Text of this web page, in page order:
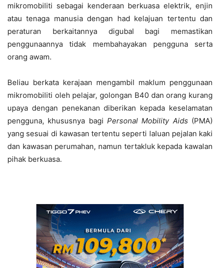
mikromobiliti sebagai kenderaan berkuasa elektrik, enjin
atau tenaga manusia dengan had kelajuan tertentu dan
peraturan berkaitannya digubal bagi memastikan
penggunaannya tidak membahayakan pengguna serta
orang awam.
Beliau berkata kerajaan mengambil maklum penggunaan
mikromobiliti oleh pelajar, golongan B40 dan orang kurang
upaya dengan penekanan diberikan kepada keselamatan
pengguna, khususnya bagi Personal Mobility Aids (PMA)
yang sesuai di kawasan tertentu seperti laluan pejalan kaki
dan kawasan perumahan, namun tertakluk kepada kawalan
pihak berkuasa.